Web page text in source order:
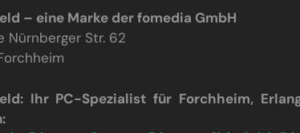
– eine Marke der fomedia GmbH
Nürnberger Str. 62
Ihr PC-Spezialist für Forchheim,